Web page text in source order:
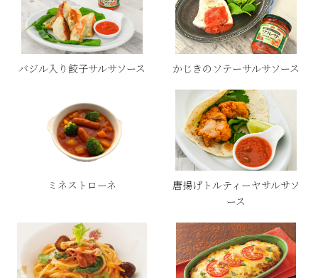
バジル入り餃子サルサソース かじきのソテーサルサソース
ミネストローネ
唐揚げトルティーヤサルサソ
ース